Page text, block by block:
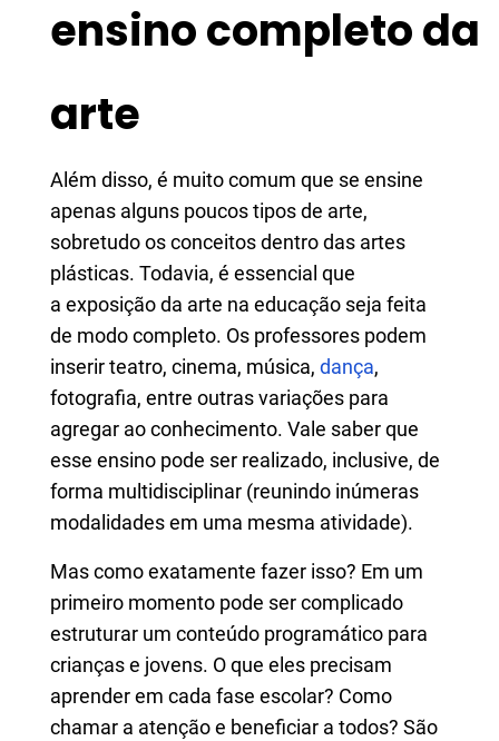
ensino completo da
arte
Além disso, é muito comum que se ensine
apenas alguns poucos tipos de arte,
sobretudo os conceitos dentro das artes
plásticas. Todavia, é essencial que
a exposição da arte na educação seja feita
de modo completo. Os professores podem
inserir teatro, cinema, música, dança,
fotografia, entre outras variações para
agregar ao conhecimento. Vale saber que
esse ensino pode ser realizado, inclusive, de
forma multidisciplinar (reunindo inúmeras
modalidades em uma mesma atividade).
Mas como exatamente fazer isso? Em um
primeiro momento pode ser complicado
estruturar um conteúdo programático para
crianças e jovens. O que eles precisam
aprender em cada fase escolar? Como
chamar a atenção e beneficiar a todos? São